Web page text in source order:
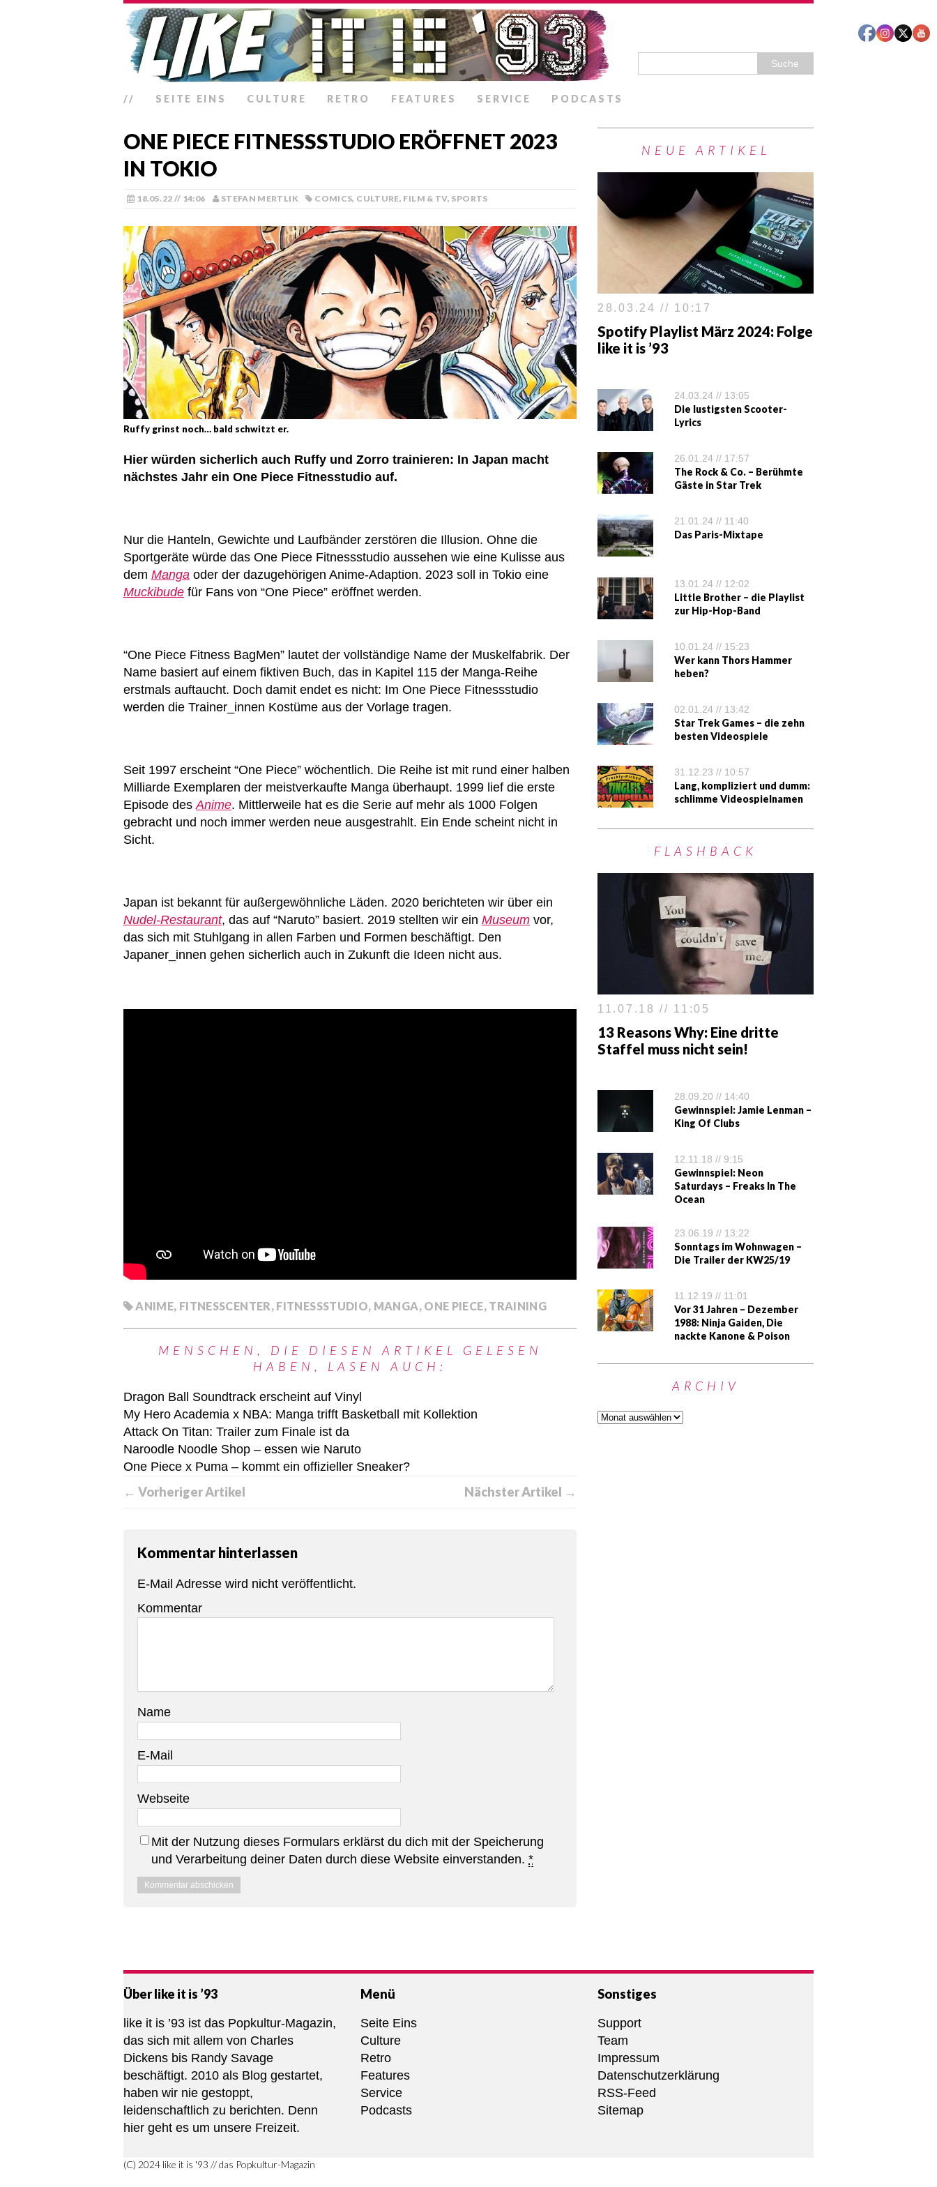
// SEITE EINS CULTURE RETRO FEATURES SERVICE PODCASTS
ONE PIECE FITNESSSTUDIO ERÖFFNET 2023
IN TOKIO
18.05.22 // 14:06 STEFAN MERTLIK COMICS, CULTURE, FILM & TV, SPORTS
Ruffy grinst noch… bald schwitzt er.
Hier würden sicherlich auch Ruffy und Zorro trainieren: In Japan macht
nächstes Jahr ein One Piece Fitnesstudio auf.
Nur die Hanteln, Gewichte und Laufbänder zerstören die Illusion. Ohne die
Sportgeräte würde das One Piece Fitnessstudio aussehen wie eine Kulisse aus
dem Manga oder der dazugehörigen Anime-Adaption. 2023 soll in Tokio eine
Muckibude für Fans von “One Piece” eröffnet werden.
“One Piece Fitness BagMen” lautet der vollständige Name der Muskelfabrik. Der
Name basiert auf einem fiktiven Buch, das in Kapitel 115 der Manga-Reihe
erstmals auftaucht. Doch damit endet es nicht: Im One Piece Fitnessstudio
werden die Trainer_innen Kostüme aus der Vorlage tragen.
Seit 1997 erscheint “One Piece” wöchentlich. Die Reihe ist mit rund einer halben
Milliarde Exemplaren der meistverkaufte Manga überhaupt. 1999 lief die erste
Episode desAnime. Mittlerweile hat es die Serie auf mehr als 1000 Folgen
gebracht und noch immer werden neue ausgestrahlt. Ein Ende scheint nicht in
Sicht.
Japan ist bekannt für außergewöhnliche Läden. 2020 berichteten wir über ein
Nudel-Restaurant, das auf “Naruto” basiert. 2019 stellten wir ein Museum vor,
das sich mit Stuhlgang in allen Farben und Formen beschäftigt. Den
Japaner_innen gehen sicherlich auch in Zukunft die Ideen nicht aus.
ANIME, FITNESSCENTER, FITNESSSTUDIO, MANGA, ONE PIECE, TRAINING
MENSCHEN, DIE DIESEN ARTIKEL GELESEN
HABEN, LASEN AUCH:
Dragon Ball Soundtrack erscheint auf Vinyl
My Hero Academia x NBA: Manga trifft Basketball mit Kollektion
Attack On Titan: Trailer zum Finale ist da
Naroodle Noodle Shop – essen wie Naruto
One Piece x Puma – kommt ein offizieller Sneaker?
← Vorheriger Artikel Nächster Artikel →
Kommentar hinterlassen
E-Mail Adresse wird nicht veröffentlicht.
Kommentar
Name
E-Mail
Webseite
Mit der Nutzung dieses Formulars erklärst du dich mit der Speicherung
und Verarbeitung deiner Daten durch diese Website einverstanden. *
NEUE ARTIKEL
28.03.24 // 10:17
Spotify Playlist März 2024: Folge
like it is ’93
24.03.24 // 13:05
Die lustigsten Scooter-
Lyrics
26.01.24 // 17:57
The Rock & Co. – Berühmte
Gäste in Star Trek
21.01.24 // 11:40
Das Paris-Mixtape
13.01.24 // 12:02
Little Brother – die Playlist
zur Hip-Hop-Band
10.01.24 // 15:23
Wer kann Thors Hammer
heben?
02.01.24 // 13:42
Star Trek Games – die zehn
besten Videospiele
31.12.23 // 10:57
Lang, kompliziert und dumm:
schlimme Videospielnamen
FLASHBACK
11.07.18 // 11:05
13 Reasons Why: Eine dritte
Staffel muss nicht sein!
28.09.20 // 14:40
Gewinnspiel: Jamie Lenman –
King Of Clubs
12.11.18 // 9:15
Gewinnspiel: Neon
Saturdays – Freaks In The
Ocean
23.06.19 // 13:22
Sonntags im Wohnwagen –
Die Trailer der KW25/19
11.12.19 // 11:01
Vor 31 Jahren – Dezember
1988: Ninja Gaiden, Die
nackte Kanone & Poison
ARCHIV
Über like it is ’93
like it is ’93 ist das Popkultur-Magazin,
das sich mit allem von Charles
Dickens bis Randy Savage
beschäftigt. 2010 als Blog gestartet,
haben wir nie gestoppt,
leidenschaftlich zu berichten. Denn
hier geht es um unsere Freizeit.
Menü
Seite Eins
Culture
Retro
Features
Service
Podcasts
Sonstiges
Support
Team
Impressum
Datenschutzerklärung
RSS-Feed
Sitemap
(C) 2024 like it is '93 // das Popkultur-Magazin